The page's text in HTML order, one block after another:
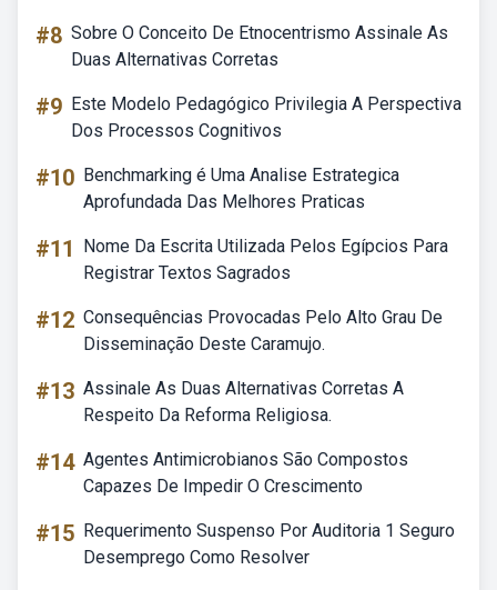
#8 Sobre O Conceito De Etnocentrismo Assinale As
Duas Alternativas Corretas
#9 Este Modelo Pedagógico Privilegia A Perspectiva
Dos Processos Cognitivos
#10 Benchmarking é Uma Analise Estrategica
Aprofundada Das Melhores Praticas
#11
Nome Da Escrita Utilizada Pelos Egípcios Para
Registrar Textos Sagrados
#12 Consequências Provocadas Pelo Alto Grau De
Disseminação Deste Caramujo.
#13 Assinale As Duas Alternativas Corretas A
Respeito Da Reforma Religiosa.
#14 Agentes Antimicrobianos São Compostos
Capazes De Impedir O Crescimento
#15 Requerimento Suspenso Por Auditoria 1 Seguro
Desemprego Como Resolver